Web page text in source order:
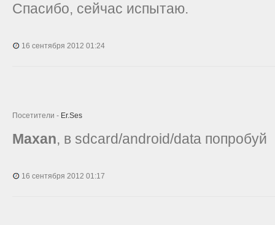
Спасибо, сейчас испытаю.
16 сентября 2012 01:24
Посетители - Er.Ses
Maxan, в sdcard/android/data попробуй
16 сентября 2012 01:17